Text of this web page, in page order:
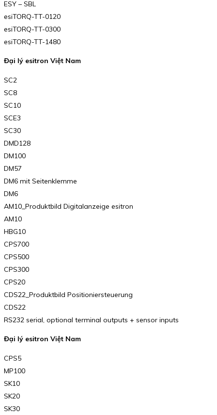
ESY – SBL
esiTORQ-TT-0120
esiTORQ-TT-0300
esiTORQ-TT-1480
Đại lý esitron Việt Nam
SC2
SC8
SC10
SCE3
SC30
DMD128
DM100
DM57
DM6 mit Seitenklemme
DM6
AM10_Produktbild Digitalanzeige esitron
AM10
HBG10
CPS700
CPS500
CPS300
CPS20
CDS22_Produktbild Positioniersteuerung
CDS22
RS232 serial, optional terminal outputs + sensor inputs
Đại lý esitron Việt Nam
CPS5
MP100
SK10
SK20
SK30